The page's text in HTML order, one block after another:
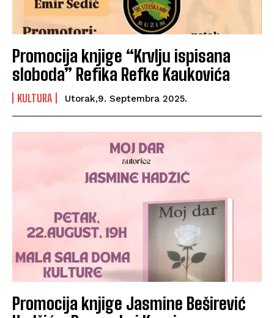
Promocija knjige “Krvlju ispisana
sloboda” Refika Refke Kaukovića
KULTURA Utorak,9. Septembra 2025.
Promocija knjige Jasmine Beširević